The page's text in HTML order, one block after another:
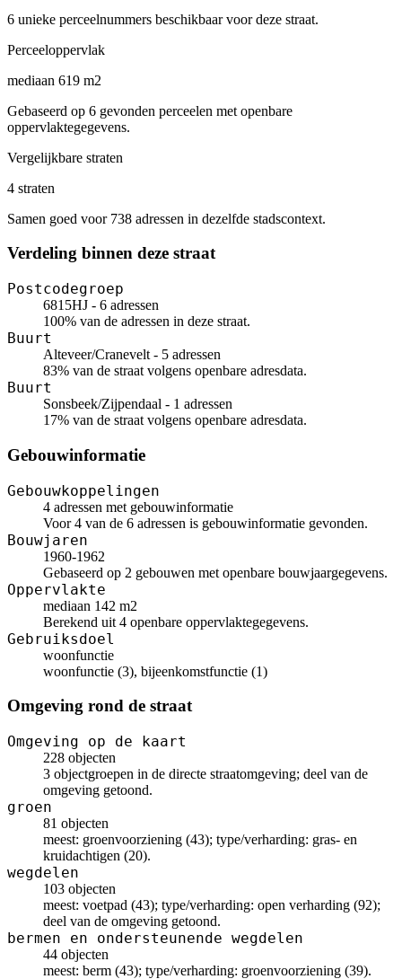
6 unieke perceelnummers beschikbaar voor deze straat.
Perceeloppervlak
mediaan 619 m2
Gebaseerd op 6 gevonden perceelen met openbare
oppervlaktegegevens.
Vergelijkbare straten
4 straten
Samen goed voor 738 adressen in dezelfde stadscontext.
Verdeling binnen deze straat
Postcodegroep
6815HJ - 6 adressen
100% van de adressen in deze straat.
Buurt
Alteveer/Cranevelt - 5 adressen
83% van de straat volgens openbare adresdata.
Buurt
Sonsbeek/Zijpendaal - 1 adressen
17% van de straat volgens openbare adresdata.
Gebouwinformatie
Gebouwkoppelingen
4 adressen met gebouwinformatie
Voor 4 van de 6 adressen is gebouwinformatie gevonden.
Bouwjaren
1960-1962
Gebaseerd op 2 gebouwen met openbare bouwjaargegevens.
Oppervlakte
mediaan 142 m2
Berekend uit 4 openbare oppervlaktegegevens.
Gebruiksdoel
woonfunctie
woonfunctie (3), bijeenkomstfunctie (1)
Omgeving rond de straat
Omgeving op de kaart
228 objecten
3 objectgroepen in de directe straatomgeving; deel van de
omgeving getoond.
groen
81 objecten
meest: groenvoorziening (43); type/verharding: gras- en
kruidachtigen (20).
wegdelen
103 objecten
meest: voetpad (43); type/verharding: open verharding (92);
deel van de omgeving getoond.
bermen en ondersteunende wegdelen
44 objecten
meest: berm (43); type/verharding: groenvoorziening (39).